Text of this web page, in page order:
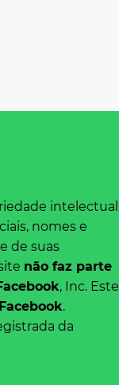
intelectual
nomes e
de suas
não faz parte
, Inc. Este
Facebook.
da